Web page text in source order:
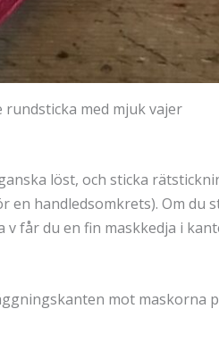
med mjuk vajer
löst, och sticka
handledsomkrets). Om du
får du en fin maskkedja i
mot maskorna